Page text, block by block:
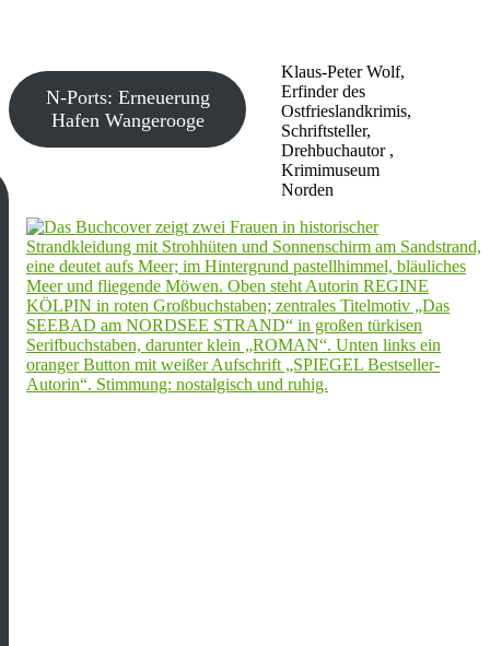
Klaus-Peter Wolf,
Erfinder des
Ostfrieslandkrimis,
Schriftsteller,
Drehbuchautor ,
Krimimuseum
Norden
N-Ports: Erneuerung
Hafen Wangerooge